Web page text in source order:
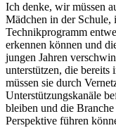
Ich denke, wir müssen
Mädchen in der Schule,
Technikprogramm
erkennen können und
jungen Jahren
unterstützen, die
müssen sie durch
Unterstützungskanäle
bleiben und die
Perspektive führen